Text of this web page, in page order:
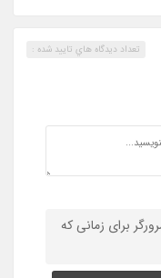
تعداد ديدگاه هاي تاييد شده :
برای زمانی که